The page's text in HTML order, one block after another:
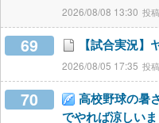
2026/08/08 13:30
69 【試合実況
2026/08/05 17:35
70
高校野球の暑
でやれば涼しい